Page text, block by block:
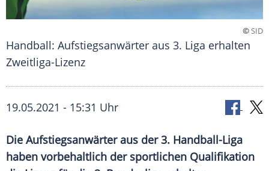
©SID
Handball: Aufstiegsanwärter aus 3. Liga erhalten
Zweitliga-Lizenz
19.05.2021 - 15:31 Uhr
Die Aufstiegsanwärter aus der 3. Handball-Liga
haben vorbehaltlich der sportlichen Qualifikation